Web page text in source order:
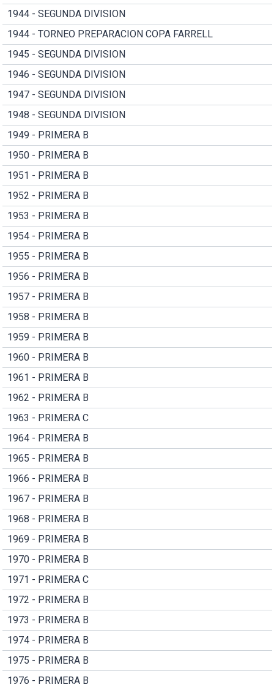
1944 - SEGUNDA DIVISION
1944 - TORNEO PREPARACION COPA FARRELL
1945 - SEGUNDA DIVISION
1946 - SEGUNDA DIVISION
1947 - SEGUNDA DIVISION
1948 - SEGUNDA DIVISION
1949 - PRIMERA B
1950 - PRIMERA B
1951 - PRIMERA B
1952 - PRIMERA B
1953 - PRIMERA B
1954 - PRIMERA B
1955 - PRIMERA B
1956 - PRIMERA B
1957 - PRIMERA B
1958 - PRIMERA B
1959 - PRIMERA B
1960 - PRIMERA B
1961 - PRIMERA B
1962 - PRIMERA B
1963 - PRIMERA C
1964 - PRIMERA B
1965 - PRIMERA B
1966 - PRIMERA B
1967 - PRIMERA B
1968 - PRIMERA B
1969 - PRIMERA B
1970 - PRIMERA B
1971 - PRIMERA C
1972 - PRIMERA B
1973 - PRIMERA B
1974 - PRIMERA B
1975 - PRIMERA B
1976 - PRIMERA B